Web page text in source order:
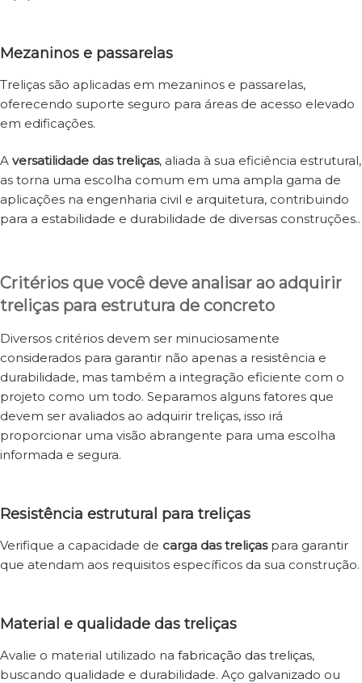
Mezaninos e passarelas
Treliças são aplicadas em mezaninos e passarelas,
oferecendo suporte seguro para áreas de acesso elevado
em edificações.
A versatilidade das treliças, aliada à sua eficiência estrutural,
as torna uma escolha comum em uma ampla gama de
aplicações na engenharia civil e arquitetura, contribuindo
para a estabilidade e durabilidade de diversas construções..
Critérios que você deve analisar ao adquirir
treliças para estrutura de concreto
Diversos critérios devem ser minuciosamente
considerados para garantir não apenas a resistência e
durabilidade, mas também a integração eficiente com o
projeto como um todo. Separamos alguns fatores que
devem ser avaliados ao adquirir treliças, isso irá
proporcionar uma visão abrangente para uma escolha
informada e segura.
Resistência estrutural para treliças
Verifique a capacidade de carga das treliçaspara garantir
que atendam aos requisitos específicos da sua construção.
Material e qualidade das treliças
Avalie o material utilizado na fabricação das treliças,
buscando qualidade e durabilidade. Aço galvanizado ou